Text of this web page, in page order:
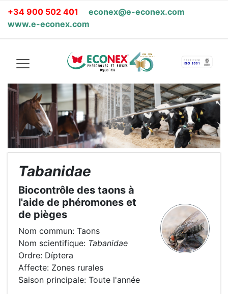
+34 900 502 401
econex@e-econex.com
www.e-econex.com
Tabanidae
Biocontrôle des taons à
l'aide de phéromones et
de pièges
Nom commun: Taons
Nom scientifique: Tabanidae
Ordre: Díptera
Affecte: Zones rurales
Saison principale: Toute l'année